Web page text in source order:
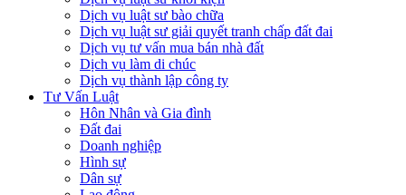
Dịch vụ luật sư bào chữa
Dịch vụ luật sư giải quyết tranh chấp đất đai
Dịch vụ tư vấn mua bán nhà đất
Dịch vụ làm di chúc
Dịch vụ thành lập công ty
Tư Vấn Luật
Hôn Nhân và Gia đình
Đất đai
Doanh nghiệp
Hình sự
Dân sự